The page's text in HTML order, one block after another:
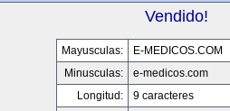
Vendido!
Mayusculas:
E-MEDICOS.COM
Minusculas:
e-medicos.com
Longitud:
9 caracteres